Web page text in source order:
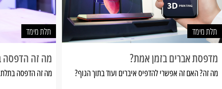
תלת מימד
מדפסת אברים בזמן אמת?
מה זה? האם זה אפשרי להדפיס איברים ועוד בתוך הגוף?
תלת מימד
מה זה הדפסה
מה זה הדפסה בתלת